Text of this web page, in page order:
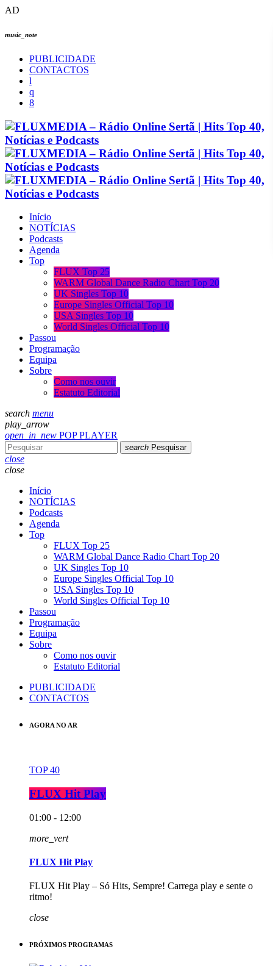
AD
music_note
PUBLICIDADE
CONTACTOS
Início
NOTÍCIAS
Podcasts
Agenda
Top
FLUX Top 25
WARM Global Dance Radio Chart Top 20
UK Singles Top 10
Europe Singles Official Top 10
USA Singles Top 10
World Singles Official Top 10
Passou
Programação
Equipa
Sobre
Como nos ouvir
Estatuto Editorial
search menu
play_arrow
open_in_new POP PLAYER
search Pesquisar
close
close
Início
NOTÍCIAS
Podcasts
Agenda
Top
FLUX Top 25
WARM Global Dance Radio Chart Top 20
UK Singles Top 10
Europe Singles Official Top 10
USA Singles Top 10
World Singles Official Top 10
Passou
Programação
Equipa
Sobre
Como nos ouvir
Estatuto Editorial
PUBLICIDADE
CONTACTOS
AGORA NO AR
TOP 40
FLUX Hit Play
01:00 - 12:00
more_vert
FLUX Hit Play
FLUX Hit Play – Só Hits, Sempre! Carrega play e sente o
ritmo!
close
PRÓXIMOS PROGRAMAS